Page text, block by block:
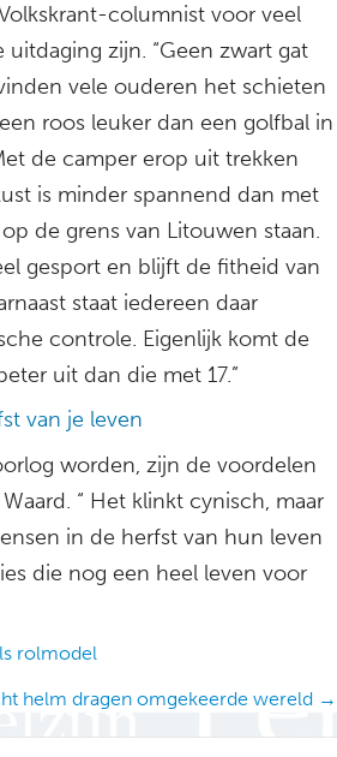
columnist voor veel
zijn. “Geen zwart gat
vele ouderen het schieten
roos leuker dan een golfbal in
de camper erop uit trekken
is minder spannend dan met
de grens van Litouwen staan.
gesport en blijft de fitheid van
staat iedereen daar
controle. Eigenlijk komt de
uit dan die met 17.”
van je leven
worden, zijn de voordelen
“ Het klinkt cynisch, maar
in de herfst van hun leven
die nog een heel leven voor
rolmodel
helm dragen omgekeerde wereld →